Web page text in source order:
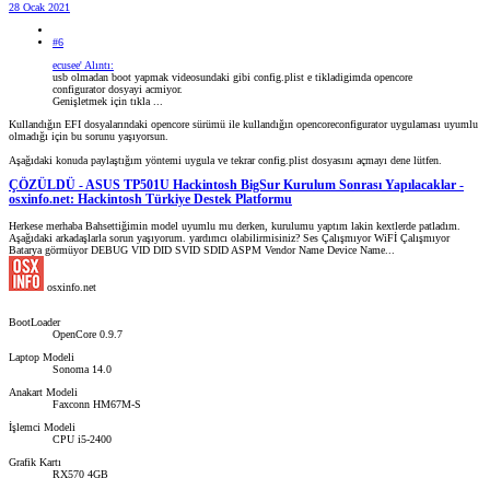
28 Ocak 2021
#6
ecusee' Alıntı:
usb olmadan boot yapmak videosundaki gibi config.plist e tikladigimda opencore
configurator dosyayi acmiyor.
Genişletmek için tıkla ...
Kullandığın EFI dosyalarındaki opencore sürümü ile kullandığın opencoreconfigurator uygulaması uyumlu
olmadığı için bu sorunu yaşıyorsun.
Aşağıdaki konuda paylaştığım yöntemi uygula ve tekrar config.plist dosyasını açmayı dene lütfen.
ÇÖZÜLDÜ - ASUS TP501U Hackintosh BigSur Kurulum Sonrası Yapılacaklar -
osxinfo.net: Hackintosh Türkiye Destek Platformu
Herkese merhaba Bahsettiğimin model uyumlu mu derken, kurulumu yaptım lakin kextlerde patladım.
Aşağıdaki arkadaşlarla sorun yaşıyorum. yardımcı olabilirmisiniz? Ses Çalışmıyor WiFİ Çalışmıyor
Batarya görmüyor DEBUG VID DID SVID SDID ASPM Vendor Name Device Name...
osxinfo.net
BootLoader
OpenCore 0.9.7
Laptop Modeli
Sonoma 14.0
Anakart Modeli
Faxconn HM67M-S
İşlemci Modeli
CPU i5-2400
Grafik Kartı
RX570 4GB